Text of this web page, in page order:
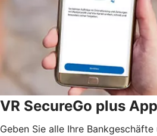
VR SecureGo plus App
Geben Sie alle Ihre